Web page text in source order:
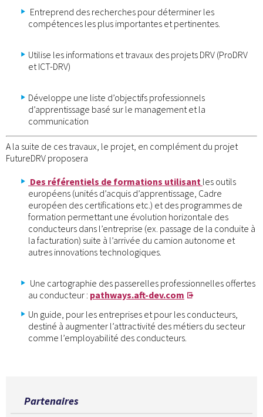
Entreprend des recherches pour déterminer les
compétences les plus importantes et pertinentes.
Utilise les informations et travaux des projets DRV (ProDRV
et ICT-DRV)
Développe une liste d’objectifs professionnels
d’apprentissage basé sur le management et la
communication
A la suite de ces travaux, le projet, en complément du projet
FutureDRV proposera
Des référentiels de formations utilisant les outils
européens (unités d’acquis d’apprentissage, Cadre
européen des certifications etc.) et des programmes de
formation permettant une évolution horizontale des
conducteurs dans l’entreprise (ex. passage de la conduite à
la facturation) suite à l’arrivée du camion autonome et
autres innovations technologiques.
Une cartographie des passerelles professionnelles offertes
au conducteur : pathways.aft-dev.com
Un guide, pour les entreprises et pour les conducteurs,
destiné à augmenter l’attractivité des métiers du secteur
comme l’employabilité des conducteurs.
Partenaires